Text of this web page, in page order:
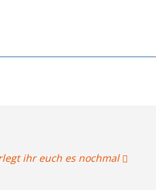
ihr euch es nochmal